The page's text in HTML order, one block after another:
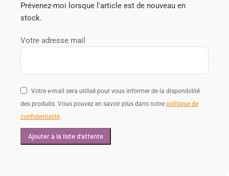
Prévenez-moi lorsque l'article est de nouveau en
stock.
Votre adresse mail
Votre e-mail sera utilisé pour vous informer de la disponibilité
des produits. Vous pouvez en savoir plus dans notre politique de
confidentialité.